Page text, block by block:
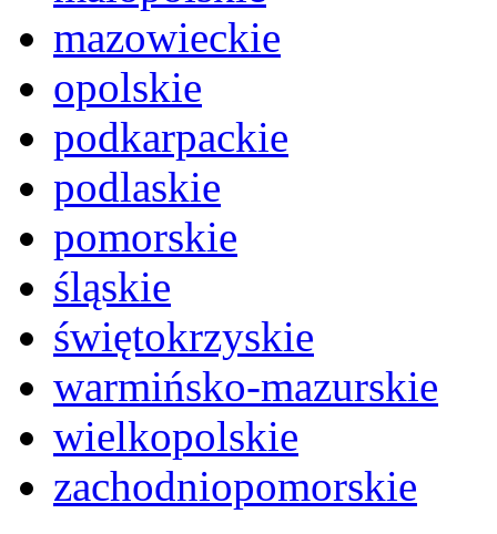
mazowieckie
opolskie
podkarpackie
podlaskie
pomorskie
śląskie
świętokrzyskie
warmińsko-mazurskie
wielkopolskie
zachodniopomorskie